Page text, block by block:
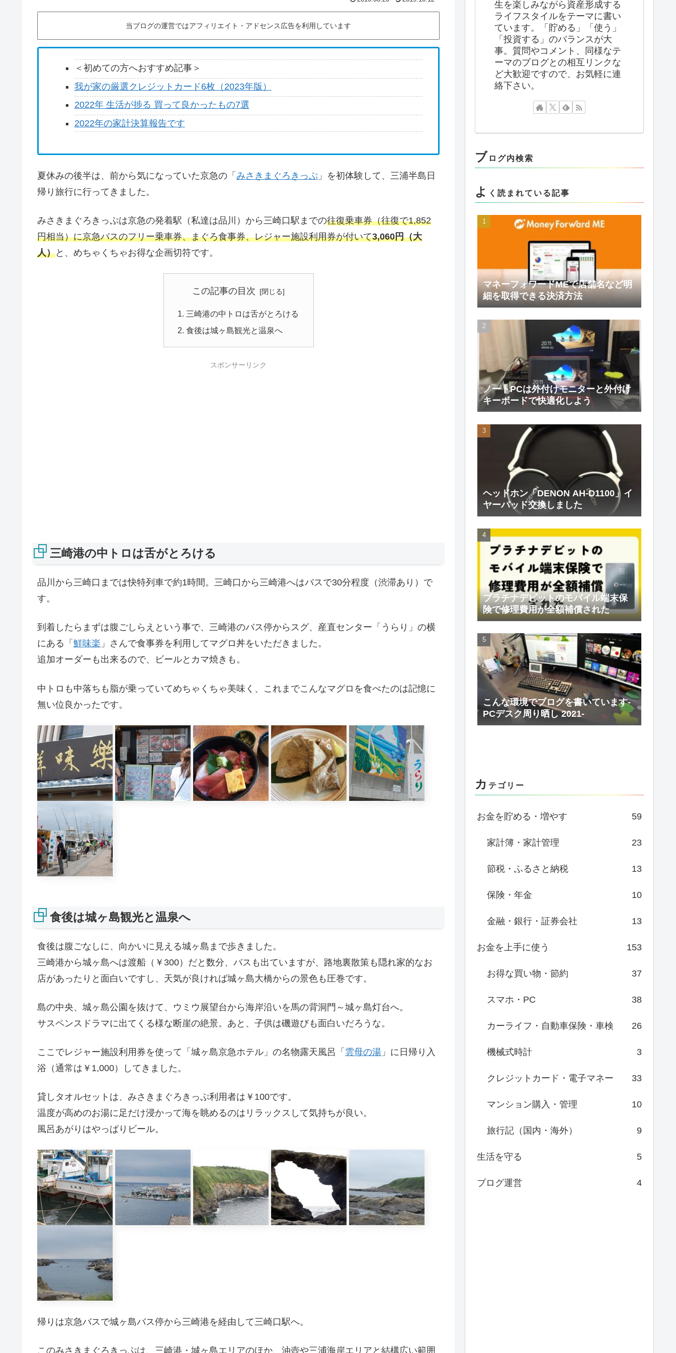
当ブログの運営ではアフィリエイト・アドセンス広告を利用しています
＜初めての方へおすすめ記事＞
我が家の厳選クレジットカード6枚（2023年版）
2022年 生活が捗る 買って良かったもの7選
2022年の家計決算報告です
夏休みの後半は、前から気になっていた京急の「 みさきまぐろきっぷ 」を初体験して、三浦半島日
帰り旅行に行ってきました。
みさきまぐろきっぷは京急の発着駅（私達は品川）から三崎口駅までの往復乗車券（往復で1,852
円相当）に京急バスのフリー乗車券、まぐろ食事券、レジャー施設利用券が付いて3,060円（大
人）と、めちゃくちゃお得な企画切符です。
この記事の目次
三崎港の中トロは舌がとろける
食後は城ヶ島観光と温泉へ
スポンサーリンク
三崎港の中トロは舌がとろける
品川から三崎口までは快特列車で約1時間。三崎口から三崎港へはバスで30分程度（渋滞あり）で
す。
到着したらまずは腹ごしらえという事で、三崎港のバス停からスグ、産直センター「うらり」の横
にある「 鮮味楽 」さんで食事券を利用してマグロ丼をいただきました。
追加オーダーも出来るので、ビールとカマ焼きも。
中トロも中落ちも脂が乗っていてめちゃくちゃ美味く、これまでこんなマグロを食べたのは記憶に
無い位良かったです。
食後は城ヶ島観光と温泉へ
食後は腹ごなしに、向かいに見える城ヶ島まで歩きました。
三崎港から城ヶ島へは渡船（￥300）だと数分、バスも出ていますが、路地裏散策も隠れ家的なお
店があったりと面白いですし、天気が良ければ城ヶ島大橋からの景色も圧巻です。
島の中央、城ヶ島公園を抜けて、ウミウ展望台から海岸沿いを馬の背洞門～城ヶ島灯台へ。
サスペンスドラマに出てくる様な断崖の絶景。あと、子供は磯遊びも面白いだろうな。
ここでレジャー施設利用券を使って「城ヶ島京急ホテル」の名物露天風呂「 雲母の湯 」に日帰り入
浴（通常は￥1,000）してきました。
貸しタオルセットは、みさきまぐろきっぷ利用者は￥100です。
温度が高めのお湯に足だけ浸かって海を眺めるのはリラックスして気持ちが良い。
風呂あがりはやっぱりビール。
帰りは京急バスで城ヶ島バス停から三崎港を経由して三崎口駅へ。
このみさきまぐろきっぷは、三崎港・城ヶ島エリアのほか、油壺や三浦海岸エリアと結構広い範囲
生を楽しみながら資産形成する
ライフスタイルをテーマに書い
ています。「貯める」「使う」
「投資する」のバランスが大
事。質問やコメント、同様なテ
ーマのブログとの相互リンクな
ど大歓迎ですので、お気軽に連
絡下さい。
ブ ログ内検索
よ く読まれている記事
マネーフォワードMEで店舗名など明
細を取得できる決済方法
ノートPCは外付けモニターと外付け
キーボードで快適化しよう
ヘッドホン「DENON AH-D1100」イ
ヤーパッド交換しました
プラチナデビットのモバイル端末保
険で修理費用が全額補償された
こんな環境でブログを書いています-
PCデスク周り晒し 2021-
カ テゴリー
お金を貯める・増やす 59
家計簿・家計管理 23
節税・ふるさと納税 13
保険・年金 10
金融・銀行・証券会社 13
お金を上手に使う 153
お得な買い物・節約 37
スマホ・PC 38
カーライフ・自動車保険・車検 26
機械式時計 3
クレジットカード・電子マネー 33
マンション購入・管理 10
旅行記（国内・海外） 9
生活を守る 5
ブログ運営 4